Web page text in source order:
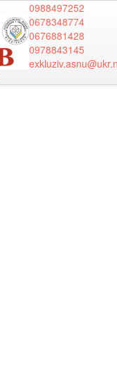
0988497252
0678348774
0676881428
0978843145